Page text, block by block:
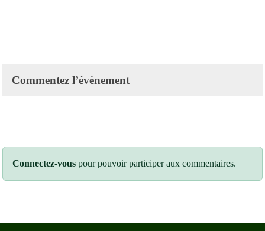
Commentez l’évènement
Connectez-vous pour pouvoir participer aux commentaires.